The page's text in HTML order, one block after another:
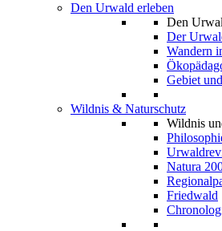
Den Urwald erleben
Den
Der
Wandern
Gebiet
Wildnis & Naturschutz
Wildnis
Natura
Friedwald